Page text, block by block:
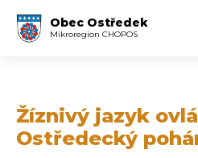
Obec Ostředek
Mikroregion CHOPOS
Žíznivý jazyk
Ostředecký